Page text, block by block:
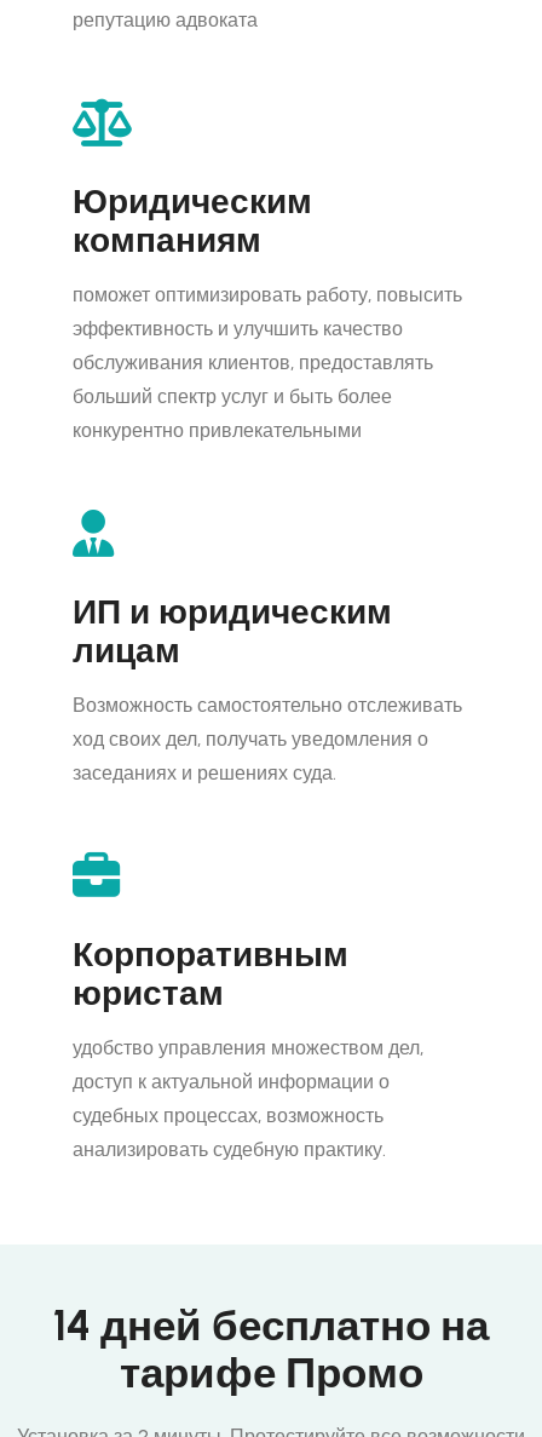
репутацию адвоката
Юридическим
компаниям
поможет оптимизировать работу, повысить
эффективность и улучшить качество
обслуживания клиентов, предоставлять
больший спектр услуг и быть более
конкурентно привлекательными
ИП и юридическим
лицам
Возможность самостоятельно отслеживать
ход своих дел, получать уведомления о
заседаниях и решениях суда.
Корпоративным
юристам
удобство управления множеством дел,
доступ к актуальной информации о
судебных процессах, возможность
анализировать судебную практику.
14 дней бесплатно на
тарифе Промо